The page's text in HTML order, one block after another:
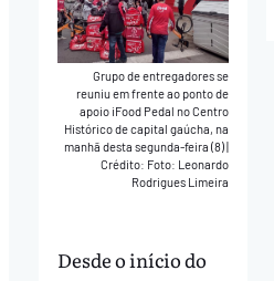
Grupo de entregadores se
reuniu em frente ao ponto de
apoio iFood Pedal no Centro
Histórico de capital gaúcha, na
manhã desta segunda-feira (8)|
Crédito: Foto: Leonardo
Rodrigues Limeira
Desde o início do